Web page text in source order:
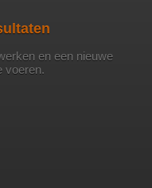
en een nieuwe
voeren.